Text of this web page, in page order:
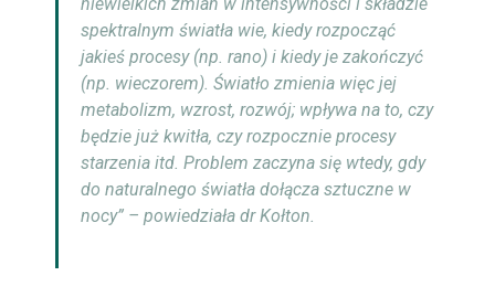
spektralnym światła wie, kiedy rozpocząć
jakieś procesy (np. rano) i kiedy je zakończyć
(np. wieczorem). Światło zmienia więc jej
metabolizm, wzrost, rozwój; wpływa na to, czy
będzie już kwitła, czy rozpocznie procesy
starzenia itd. Problem zaczyna się wtedy, gdy
do naturalnego światła dołącza sztuczne w
nocy” – powiedziała dr Kołton.